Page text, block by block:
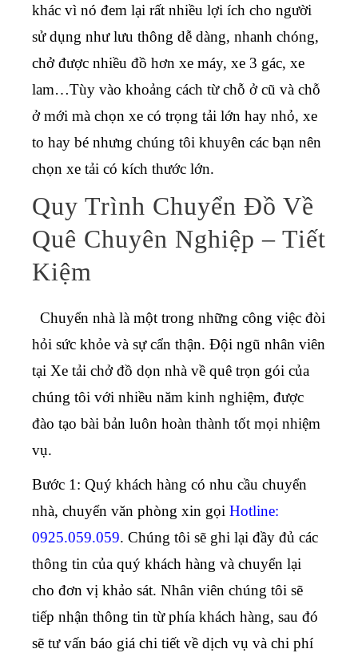
khác vì nó đem lại rất nhiều lợi ích cho người
sử dụng như lưu thông dễ dàng, nhanh chóng,
chở được nhiều đồ hơn xe máy, xe 3 gác, xe
lam…Tùy vào khoảng cách từ chỗ ở cũ và chỗ
ở mới mà chọn xe có trọng tải lớn hay nhỏ, xe
to hay bé nhưng chúng tôi khuyên các bạn nên
chọn xe tải có kích thước lớn.
Quy Trình Chuyển Đồ Về
Quê Chuyên Nghiệp – Tiết
Kiệm
Chuyển nhà là một trong những công việc đòi
hỏi sức khỏe và sự cẩn thận. Đội ngũ nhân viên
tại Xe tải chở đồ dọn nhà về quê trọn gói của
chúng tôi với nhiều năm kinh nghiệm, được
đào tạo bài bản luôn hoàn thành tốt mọi nhiệm
vụ.
Bước 1: Quý khách hàng có nhu cầu chuyển
nhà, chuyển văn phòng xin gọi Hotline:
0925.059.059. Chúng tôi sẽ ghi lại đầy đủ các
thông tin của quý khách hàng và chuyển lại
cho đơn vị khảo sát. Nhân viên chúng tôi sẽ
tiếp nhận thông tin từ phía khách hàng, sau đó
sẽ tư vấn báo giá chi tiết về dịch vụ và chi phí